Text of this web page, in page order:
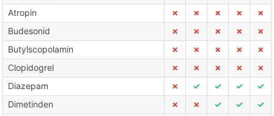
Atropin
✗ ✗ ✗ ✗
✗
Budesonid
✗ ✗ ✗ ✗
✗
Butylscopolamin
✗ ✗ ✗ ✗
✗
Clopidogrel
✗ ✗ ✗ ✗
✗
Diazepam
✗ ✓ ✓ ✓
✓
Dimetinden
✗ ✗ ✓ ✓
✓